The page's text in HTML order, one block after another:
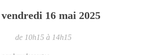
vendredi 16 mai 2025
de 10h15 à 14h15